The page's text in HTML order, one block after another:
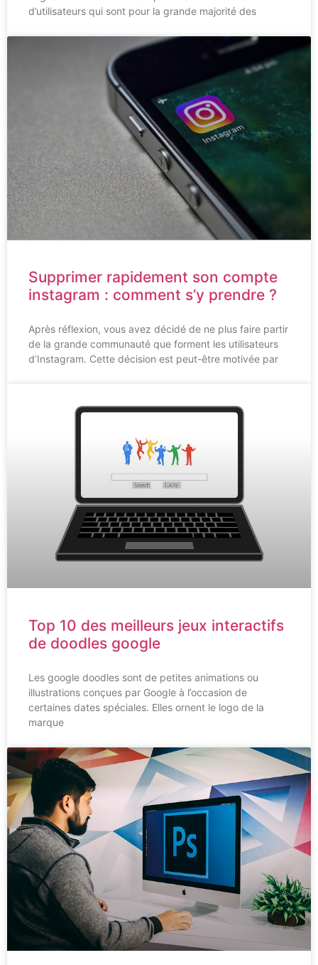
d’utilisateurs qui sont pour la grande majorité des
Supprimer rapidement son compte
instagram : comment s’y prendre ?
Après réflexion, vous avez décidé de ne plus faire partir
de la grande communauté que forment les utilisateurs
d’Instagram. Cette décision est peut-être motivée par
Top 10 des meilleurs jeux interactifs
de doodles google
Les google doodles sont de petites animations ou
illustrations conçues par Google à l’occasion de
certaines dates spéciales. Elles ornent le logo de la
marque